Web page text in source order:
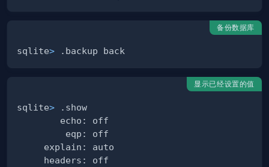
备份数据库
sqlite>
显示已经设置的值
sqlite>